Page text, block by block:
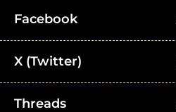
Facebook
X (Twitter)
Threads